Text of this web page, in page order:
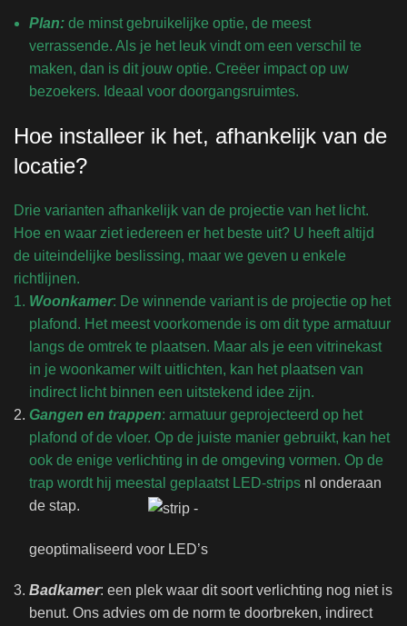
Plan: de minst gebruikelijke optie, de meest
verrassende. Als je het leuk vindt om een ​​verschil te
maken, dan is dit jouw optie. Creëer impact op uw
bezoekers. Ideaal voor doorgangsruimtes.
Hoe installeer ik het, afhankelijk van de
locatie?
Drie varianten afhankelijk van de projectie van het licht.
Hoe en waar ziet iedereen er het beste uit? U heeft altijd
de uiteindelijke beslissing, maar we geven u enkele
richtlijnen.
Woonkamer: De winnende variant is de projectie op het
plafond. Het meest voorkomende is om dit type armatuur
langs de omtrek te plaatsen. Maar als je een vitrinekast
in je woonkamer wilt uitlichten, kan het plaatsen van
indirect licht binnen een uitstekend idee zijn.
Gangen en trappen: armatuur geprojecteerd op het
plafond of de vloer. Op de juiste manier gebruikt, kan het
ook de enige verlichting in de omgeving vormen. Op de
trap wordt hij meestal geplaatstLED-strips nl onderaan
de stap.
geoptimaliseerd voor LED’s
Badkamer: een plek waar dit soort verlichting nog niet is
benut. Ons advies om de norm te doorbreken, indirect